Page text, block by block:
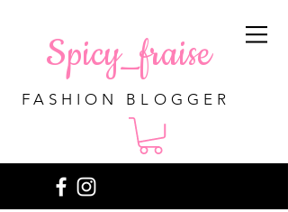
Spicy_fraise
FASHION BLOGGER